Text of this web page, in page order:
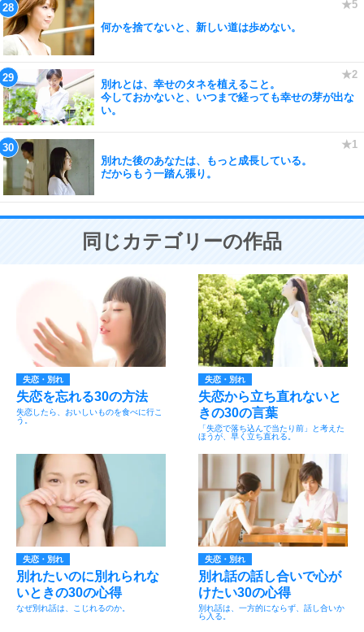
何かを捨てないと、新しい道は歩めない。
別れとは、幸せのタネを植えること。
今しておかないと、いつまで経っても幸せの芽が出な
い。
別れた後のあなたは、もっと成長している。
だからもう一踏ん張り。
同じカテゴリーの作品
失恋・別れ
失恋を忘れる30の方法
失恋したら、おいしいものを食べに行こ
う。
失恋・別れ
失恋から立ち直れないと
きの30の言葉
「失恋で落ち込んで当たり前」と考えた
ほうが、早く立ち直れる。
失恋・別れ
別れたいのに別れられな
いときの30の心得
なぜ別れ話は、こじれるのか。
失恋・別れ
別れ話の話し合いで心が
けたい30の心得
別れ話は、一方的にならず、話し合いか
ら入る。